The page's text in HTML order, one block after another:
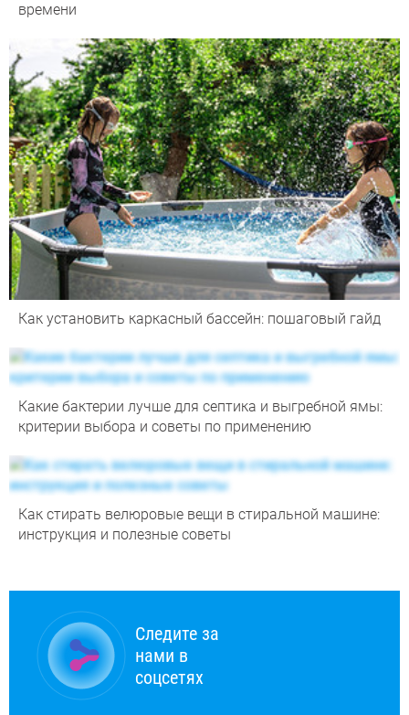
времени
Как установить каркасный бассейн: пошаговый гайд
Какие бактерии лучше для септика и выгребной ямы:
критерии выбора и советы по применению
Как стирать велюровые вещи в стиральной машине:
инструкция и полезные советы
Следите за
нами в
соцсетях